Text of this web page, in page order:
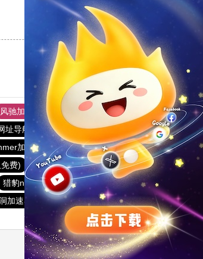
支持
风驰加速器
旋风加速器
址导航 软件中心 雷霆加速
狂飙加速器
加速器 酷通加速器
黑洞nvp加速器
费) 雷霆加器速
闪电猫加速器
猎豹nvp加速器 酷通加速器
迷雾通
加速器 旋风加速器官网
蚂蚁加速器
推荐